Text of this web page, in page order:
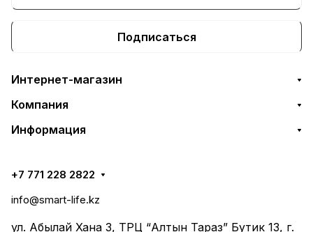
Подписаться
Интернет-магазин
Компания
Информация
+7 771 228 2822
info@smart-life.kz
ул. Абылай Хана 3, ТРЦ “Алтын Тараз” Бутик 13, г.